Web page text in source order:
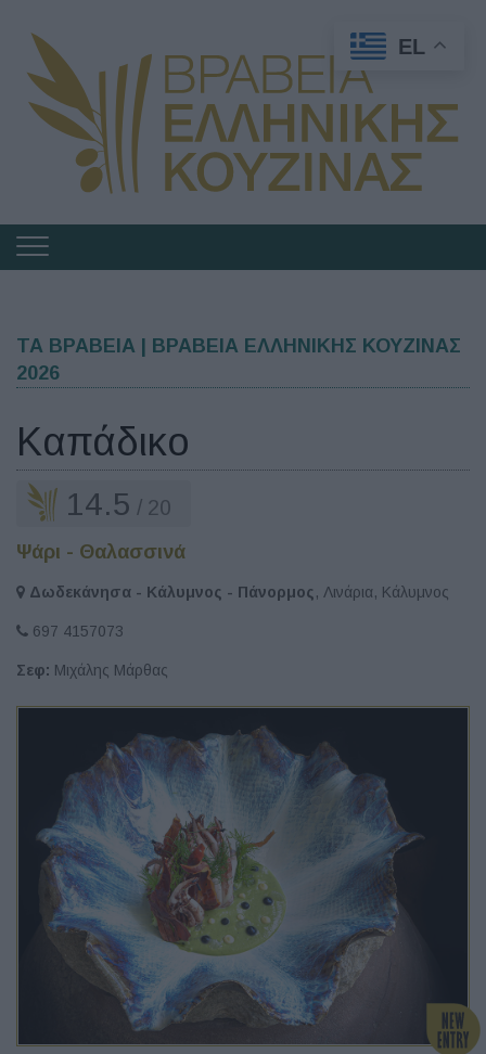
Πλοήγηση
Ελληνικής
Κουζίνας
ΤΑ ΒΡΑΒΕΙΑ | ΒΡΑΒΕΙΑ ΕΛΛΗΝΙΚΗΣ ΚΟΥΖΙΝΑΣ
2026
Καπάδικο
14.5 / 20
Ψάρι - Θαλασσινά
Δωδεκάνησα - Κάλυμνος - Πάνορμος , Λινάρια, Κάλυμνος
697 4157073
Σεφ: Μιχάλης Μάρθας
EL